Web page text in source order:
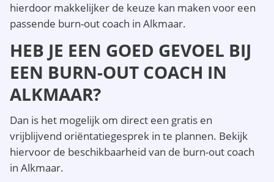
hierdoor makkelijker de keuze kan maken voor een
passende burn-out coach in Alkmaar.
HEB JE EEN GOED GEVOEL BIJ
EEN BURN-OUT COACH IN
ALKMAAR?
Dan is het mogelijk om direct een gratis en
vrijblijvend oriëntatiegesprek in te plannen. Bekijk
hiervoor de beschikbaarheid van de burn-out coach
in Alkmaar.